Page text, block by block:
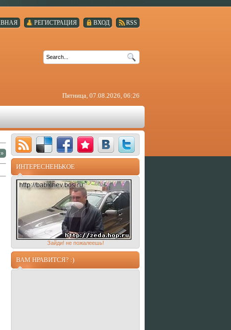
RSS
ВХОД
РЕГИСТРАЦИЯ
Пятница, 07.08.2026, 06:26
»
ИНТЕРЕСНЕНЬКОЕ
Зайди! не пожалеешь!
ВАМ НРАВИТСЯ? :)